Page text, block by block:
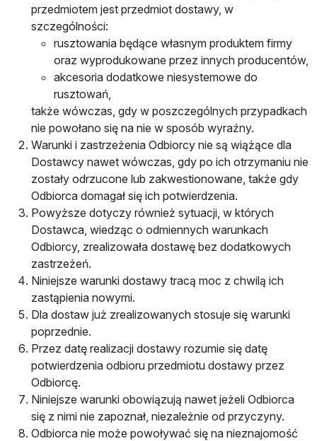
przedmiotem jest przedmiot dostawy, w
szczególności:
rusztowania będące własnym produktem firmy
oraz wyprodukowane przez innych producentów,
akcesoria dodatkowe niesystemowe do
rusztowań,
także wówczas, gdy w poszczególnych przypadkach
nie powołano się na nie w sposób wyraźny.
Warunki i zastrzeżenia Odbiorcy nie są wiążące dla
Dostawcy nawet wówczas, gdy po ich otrzymaniu nie
zostały odrzucone lub zakwestionowane, także gdy
Odbiorca domagał się ich potwierdzenia.
Powyższe dotyczy również sytuacji, w których
Dostawca, wiedząc o odmiennych warunkach
Odbiorcy, zrealizowała dostawę bez dodatkowych
zastrzeżeń.
Niniejsze warunki dostawy tracą moc z chwilą ich
zastąpienia nowymi.
Dla dostaw już zrealizowanych stosuje się warunki
poprzednie.
Przez datę realizacji dostawy rozumie się datę
potwierdzenia odbioru przedmiotu dostawy przez
Odbiorcę.
Niniejsze warunki obowiązują nawet jeżeli Odbiorca
się z nimi nie zapoznał, niezależnie od przyczyny.
Odbiorca nie może powoływać się na nieznajomość